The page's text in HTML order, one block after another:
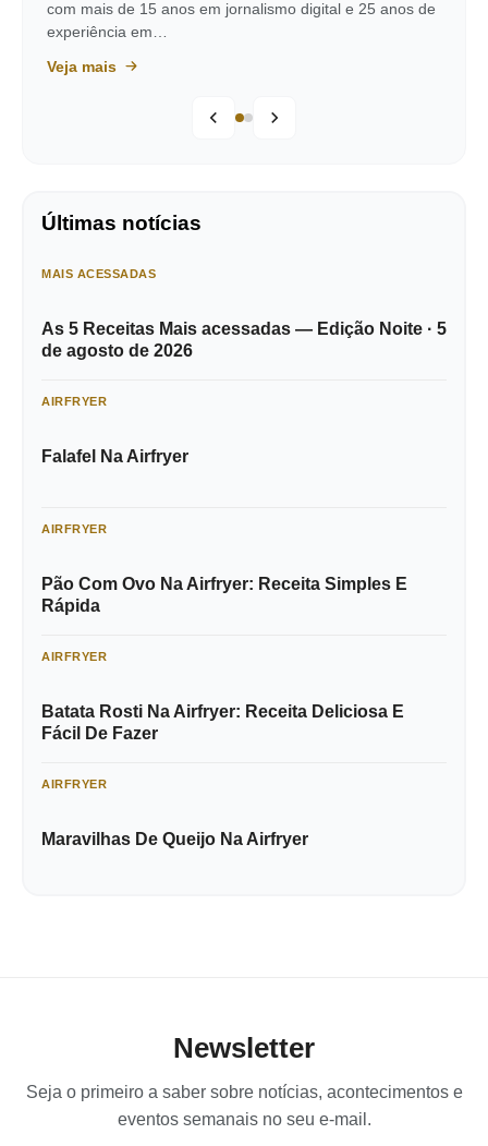
com mais de 15 anos em jornalismo digital e 25 anos de
experiência em…
Veja mais
Últimas notícias
MAIS ACESSADAS
As 5 Receitas Mais acessadas — Edição Noite · 5
de agosto de 2026
AIRFRYER
Falafel Na Airfryer
AIRFRYER
Pão Com Ovo Na Airfryer: Receita Simples E
Rápida
AIRFRYER
Batata Rosti Na Airfryer: Receita Deliciosa E
Fácil De Fazer
AIRFRYER
Maravilhas De Queijo Na Airfryer
Newsletter
Seja o primeiro a saber sobre notícias, acontecimentos e
eventos semanais no seu e-mail.